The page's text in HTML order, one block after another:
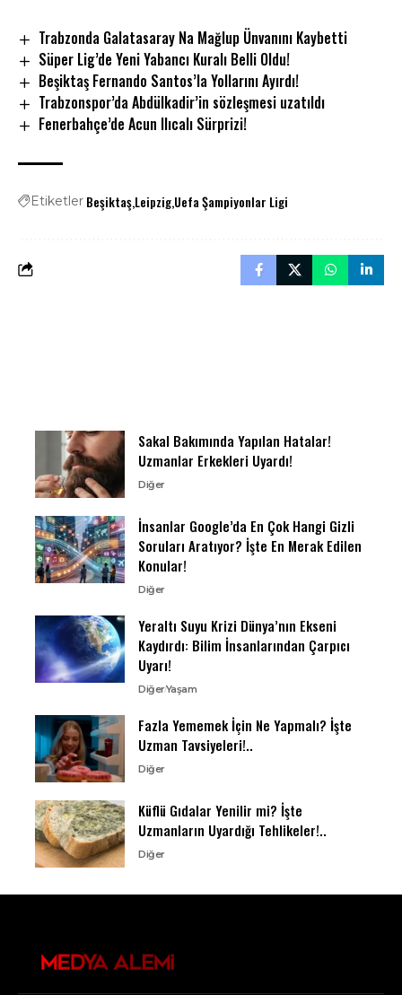
Trabzonda Galatasaray Na Mağlup Ünvanını Kaybetti
Süper Lig’de Yeni Yabancı Kuralı Belli Oldu!
Beşiktaş Fernando Santos’la Yollarını Ayırdı!
Trabzonspor’da Abdülkadir’in sözleşmesi uzatıldı
Fenerbahçe’de Acun Ilıcalı Sürprizi!
Etiketler BeşiktaşLeipzigUefa Şampiyonlar Ligi
Sakal Bakımında Yapılan Hatalar!
Uzmanlar Erkekleri Uyardı!
Diğer
İnsanlar Google’da En Çok Hangi Gizli
Soruları Aratıyor? İşte En Merak Edilen
Konular!
Diğer
Yeraltı Suyu Krizi Dünya’nın Ekseni
Kaydırdı: Bilim İnsanlarından Çarpıcı
Uyarı!
DiğerYaşam
Fazla Yememek İçin Ne Yapmalı? İşte
Uzman Tavsiyeleri!..
Diğer
Küflü Gıdalar Yenilir mi? İşte
Uzmanların Uyardığı Tehlikeler!..
Diğer